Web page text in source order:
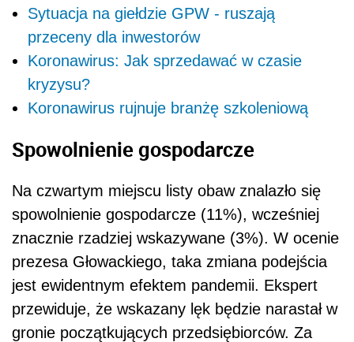
Sytuacja na giełdzie GPW - ruszają
przeceny dla inwestorów
Koronawirus: Jak sprzedawać w czasie
kryzysu?
Koronawirus rujnuje branżę szkoleniową
Spowolnienie gospodarcze
Na czwartym miejscu listy obaw znalazło się
spowolnienie gospodarcze (11%), wcześniej
znacznie rzadziej wskazywane (3%). W ocenie
prezesa Głowackiego, taka zmiana podejścia
jest ewidentnym efektem pandemii. Ekspert
przewiduje, że wskazany lęk będzie narastał w
gronie początkujących przedsiębiorców. Za